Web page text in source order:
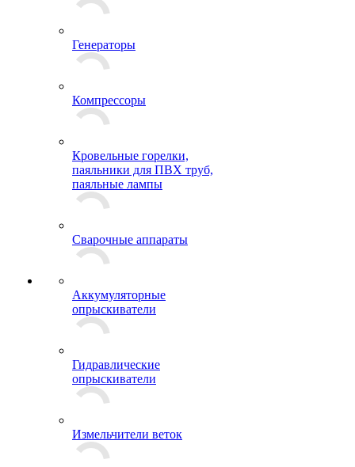
Генераторы
Компрессоры
Кровельные горелки,
паяльники для ПВХ труб,
паяльные лампы
Сварочные аппараты
Аккумуляторные
опрыскиватели
Гидравлические
опрыскиватели
Измельчители веток